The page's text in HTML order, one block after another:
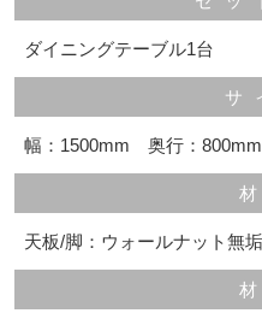
ダイニングテーブル1台
サ
幅：1500mm 奥行：
天板/脚：ウォールナット無